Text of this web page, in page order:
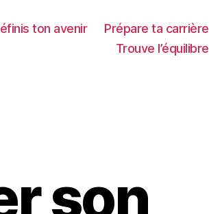
ton avenir
Prépare ta carrière
Trouve l’équilibre
son